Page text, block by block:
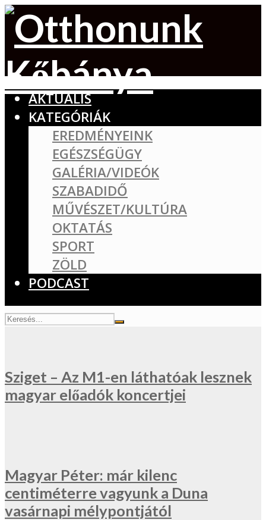
AKTUÁLIS
KATEGÓRIÁK
EREDMÉNYEINK
EGÉSZSÉGÜGY
GALÉRIA/VIDEÓK
SZABADIDŐ
MŰVÉSZET/KULTÚRA
OKTATÁS
SPORT
ZÖLD
PODCAST
Sziget – Az M1-en láthatóak lesznek
magyar előadók koncertjei
Magyar Péter: már kilenc
centiméterre vagyunk a Duna
vasárnapi mélypontjától